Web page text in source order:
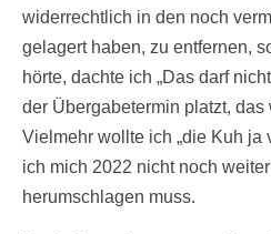
widerrechtlich in den noch
gelagert haben, zu entfernen,
hörte, dachte ich „Das darf
der Übergabetermin platzt,
Vielmehr wollte ich „die Kuh ja
ich mich 2022 nicht noch
herumschlagen muss.